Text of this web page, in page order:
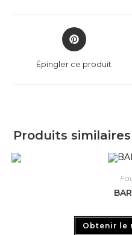
Épingler ce produit
Produits similaires
Obtenir le